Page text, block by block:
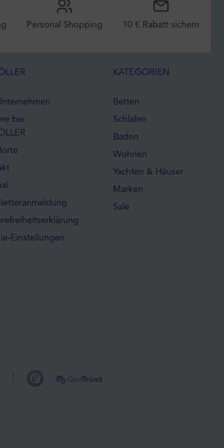
Personal Shopping 10 € Rabatt sichern
bei
Einstellungen
KATEGORIEN
Betten
Schlafen
Baden
Wohnen
Yachten & Häuser
Marken
Sale